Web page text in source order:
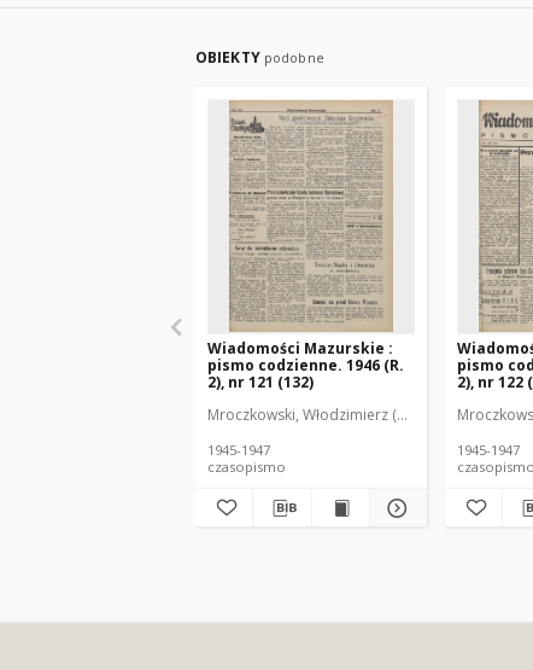
OBIEKTY podobne
Wiadomości Mazurskie :
pismo codzienne. 1946 (R.
2), nr 121 (132)
Mroczkowski, Włodzimierz (1902-1971).
1945-1947
czasopismo
pismo
2), nr 122
1945-1947
czasopismo